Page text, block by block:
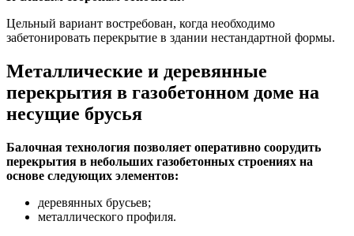
Цельный вариант востребован, когда необходимо
забетонировать перекрытие в здании нестандартной формы.
Металлические и деревянные
перекрытия в газобетонном доме на
несущие брусья
Балочная технология позволяет оперативно соорудить
перекрытия в небольших газобетонных строениях на
основе следующих элементов:
деревянных брусьев;
металлического профиля.